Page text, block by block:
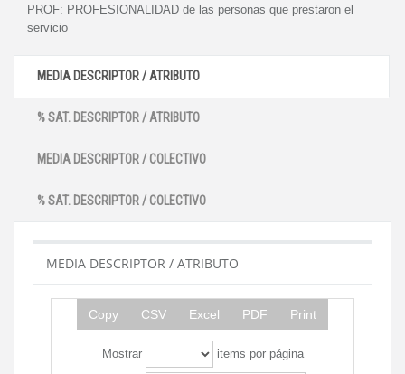
PROF: PROFESIONALIDAD de las personas que prestaron el
servicio
MEDIA DESCRIPTOR / ATRIBUTO
% SAT. DESCRIPTOR / ATRIBUTO
MEDIA DESCRIPTOR / COLECTIVO
% SAT. DESCRIPTOR / COLECTIVO
MEDIA DESCRIPTOR / ATRIBUTO
Copy CSV Excel PDF Print
Mostrar items por página